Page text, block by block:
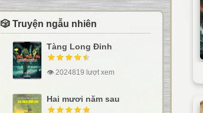
🎲 Truyện ngẫu nhiên
Tàng Long Đỉnh
👁 2024819 lượt xem
Hai mươi năm sau